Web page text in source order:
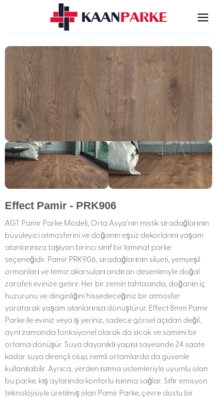
Effect Pamir - PRK906
AGT Pamir Parke Modeli, Orta Asya’nın mistik sıradağlarının
büyüleyici atmosferini ve doğanın eşsiz dekorlarını yaşam
alanlarınıza taşıyan birinci sınıf bir laminat parke
seçeneğidir. Pamir PRK906, sıradağlarının silueti, yemyeşil
ormanları ve temiz akarsuları andıran desenleriyle doğal
zarafeti evinize getirir. Her bir zemin tahtasında, doğanın iç
huzurunu ve dinginliğini hissedeceğiniz bir atmosfer
yaratarak yaşam alanlarınızı dönüştürür. Effect 8mm Pamir
Parke ile eviniz veya iş yeriniz, sadece görsel açıdan değil,
aynı zamanda fonksiyonel olarak da sıcak ve samimi bir
ortama dönüşür. Suya dayanıklı yapısı sayesinde 24 saate
kadar suya dirençli olup, nemli ortamlarda da güvenle
kullanılabilir. Ayrıca, yerden ısıtma sistemleriyle uyumlu olan
bu parke, kış aylarında konforlu ısınma sağlar. Sıfır emisyon
teknolojisiyle üretilmiş olan Pamir Parke, çevre dostu bir